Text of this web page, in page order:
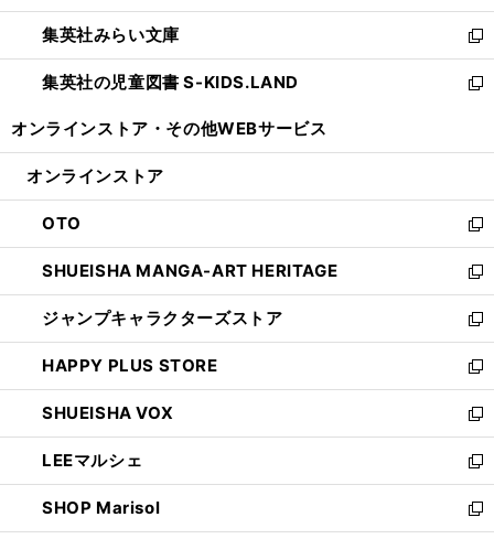
開
く
ウ
で
開
く
ン
ド
ウ
で
ウ
ィ
ン
ド
開
集英社みらい文庫
新
し
い
ン
ウ
で
開
く
集英社の児童図書 S-KIDS.LAND
新
ウ
ン
ド
ウ
で
開
く
オンラインストア・ その他WEBサービス
オンラインストア
OTO
新
し
い
ウ
ィ
ン
ド
ウ
で
開
く
SHUEISHA MANGA-ART HERITAGE
新
し
い
ウ
ィ
ン
ド
ウ
で
開
く
ジャンプキャラクターズストア
新
し
い
ウ
ィ
ン
ド
ウ
で
開
HAPPY PLUS STORE
新
し
い
ウ
ィ
ン
ド
ウ
SHUEISHA VOX
新
し
い
ウ
ィ
ン
LEEマルシェ
新
し
い
ウ
SHOP Marisol
新